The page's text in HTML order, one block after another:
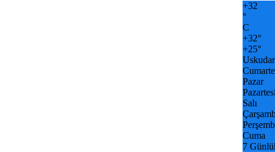
+32
°
C
+32°
+25°
Uskudar
Pazar
Pazartesi
Salı
Cuma
7